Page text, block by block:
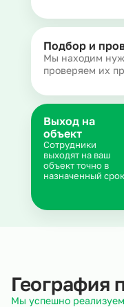
Подбор и
Мы находим
проверяем их
Выход на
объект
Сотрудники
выходят на ваш
объект точно в
назначенный
География
Мы успешно